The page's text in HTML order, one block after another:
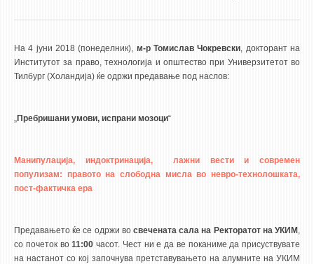
ACADEMIC STAFF
ASSOCIATE PROFESSORS
ASSISTANTS
LECTORS
IN MEMORIAM
STUDIES
На 4 јуни 2018 (понеделник), м-р Томислав Чокревски, докторант на
Институтот за право, технологија и општество при Универзитетот во
Тилбург (Холандија) ќе одржи предавање под наслов:
„Пребришани умови, испрани мозоци“
Манипулација, индоктринација, лажни вести и современ
популизам: правото на слободна мисла во невро-технолошката,
пост-фактичка ера
Предавањето ќе се одржи во свечената сала на Ректоратот на УКИМ ,
со почеток во11:00 часот. Чест ни е да ве поканиме да присуствувате
на настанот со кој започнува претставувањето на алумните на УКИМ